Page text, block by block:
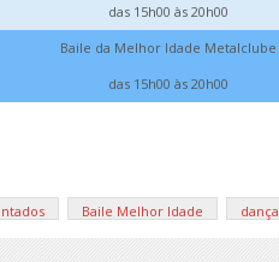
das 15h00 às 20h00
Baile da Melhor Idade Metalclube
das 15h00 às 20h00
Baile Melhor Idade dança